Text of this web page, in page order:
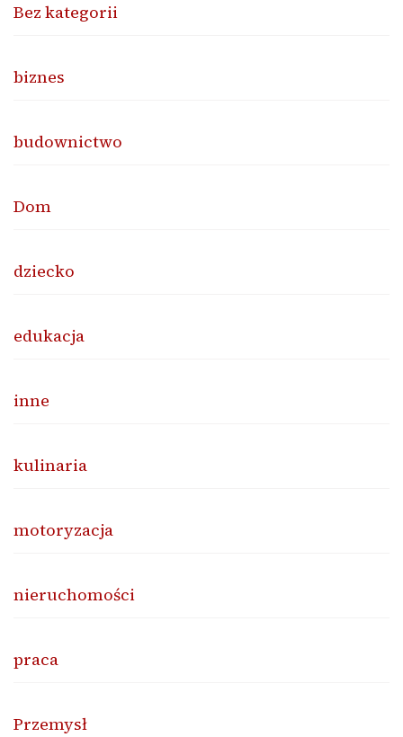
Bez kategorii
biznes
budownictwo
Dom
dziecko
edukacja
inne
kulinaria
motoryzacja
nieruchomości
praca
Przemysł